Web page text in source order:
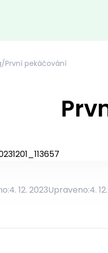
/První pekáčování
4. 12. 2023Upraveno:4.